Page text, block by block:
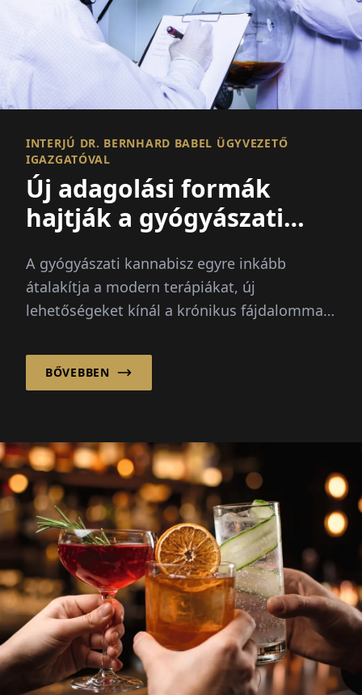
INTERJÚ DR. BERNHARD BABEL ÜGYVEZETŐ
IGAZGATÓVAL
Új adagolási formák
hajtják a gyógyászati
A gyógyászati kannabisz egyre inkább
átalakítja a modern terápiákat, új
lehetőségeket kínál a krónikus fájdalommal,
betegeknek...
BŐVEBBEN